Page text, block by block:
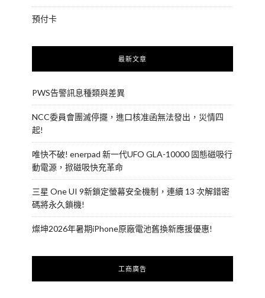
預付卡
最新文章
PWS告警訊息種類與差異
NCC委員會團滅停擺，進口核准函無法發出，災情四
起!
唯快不破! enerpad 新一代UFO GLA-10000 固態磁吸行
動電源，掀磁吸快充革命
三星 One UI 9新鎖定螢幕安全機制，連續 13 次解錯密
碼將永久鎖機!
燦坤2026年暑期iPhone原廠電池舊換新應援優惠!
工商廣告